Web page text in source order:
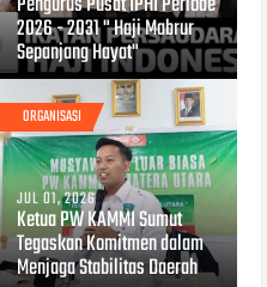
2026 - 2031 " Haji Mabrur
Sepanjang Hayat"
ORGANISASI
JUL 01, 2026
Ketua PW KAMMI Sumut
Tegaskan Komitmen dalam
Menjaga Stabilitas Daerah